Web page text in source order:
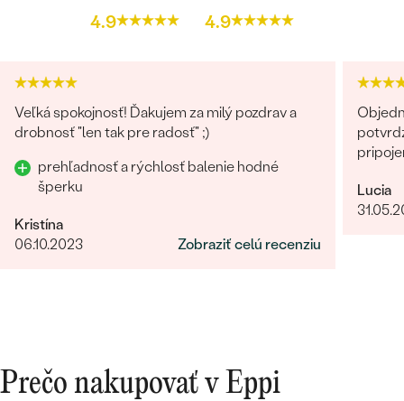
4.9 4.9
Veľká spokojnosť! Ďakujem za milý pozdrav a
drobnosť "len tak pre radosť" ;)
prehľadnosť a rýchlosť balenie hodné
šperku
Kristína
06.10.2023
Zobraziť celú recenziu
Lucia
Prečo nakupovať v Eppi